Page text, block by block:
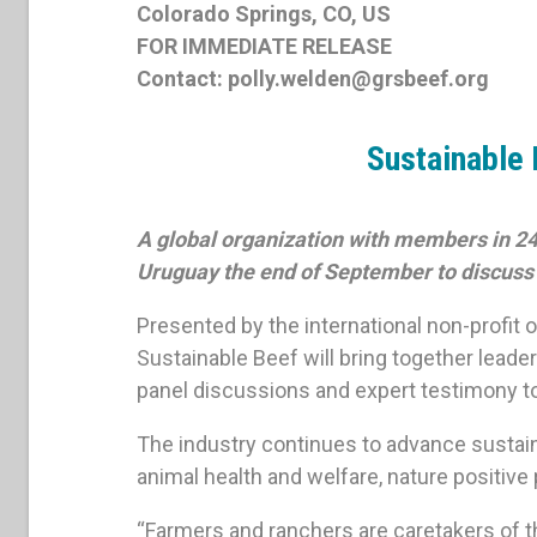
Colorado Springs, CO, US
FOR IMMEDIATE RELEASE
Contact: polly.welden@grsbeef.org
Sustainable
A global organization with members in
Uruguay the end of September to
Presented by the international non-profit
Sustainable Beef will bring together
panel discussions and expert testimony
The industry continues to advance
animal health and welfare, nature
“Farmers and ranchers are caretakers of